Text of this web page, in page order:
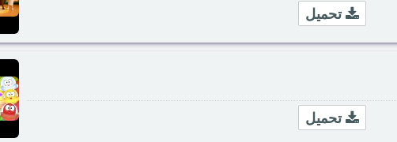
تحميل
تحميل